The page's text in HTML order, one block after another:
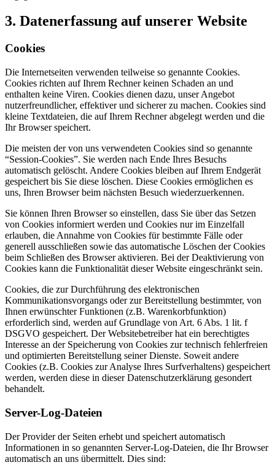
3. Datenerfassung auf unserer Website
Cookies
Die Internetseiten verwenden teilweise so genannte Cookies.
Cookies richten auf Ihrem Rechner keinen Schaden an und
enthalten keine Viren. Cookies dienen dazu, unser Angebot
nutzerfreundlicher, effektiver und sicherer zu machen. Cookies sind
kleine Textdateien, die auf Ihrem Rechner abgelegt werden und die
Ihr Browser speichert.
Die meisten der von uns verwendeten Cookies sind so genannte
“Session-Cookies”. Sie werden nach Ende Ihres Besuchs
automatisch gelöscht. Andere Cookies bleiben auf Ihrem Endgerät
gespeichert bis Sie diese löschen. Diese Cookies ermöglichen es
uns, Ihren Browser beim nächsten Besuch wiederzuerkennen.
Sie können Ihren Browser so einstellen, dass Sie über das Setzen
von Cookies informiert werden und Cookies nur im Einzelfall
erlauben, die Annahme von Cookies für bestimmte Fälle oder
generell ausschließen sowie das automatische Löschen der Cookies
beim Schließen des Browser aktivieren. Bei der Deaktivierung von
Cookies kann die Funktionalität dieser Website eingeschränkt sein.
Cookies, die zur Durchführung des elektronischen
Kommunikationsvorgangs oder zur Bereitstellung bestimmter, von
Ihnen erwünschter Funktionen (z.B. Warenkorbfunktion)
erforderlich sind, werden auf Grundlage von Art. 6 Abs. 1 lit. f
DSGVO gespeichert. Der Websitebetreiber hat ein berechtigtes
Interesse an der Speicherung von Cookies zur technisch fehlerfreien
und optimierten Bereitstellung seiner Dienste. Soweit andere
Cookies (z.B. Cookies zur Analyse Ihres Surfverhaltens) gespeichert
werden, werden diese in dieser Datenschutzerklärung gesondert
behandelt.
Server-Log-Dateien
Der Provider der Seiten erhebt und speichert automatisch
Informationen in so genannten Server-Log-Dateien, die Ihr Browser
automatisch an uns übermittelt. Dies sind: